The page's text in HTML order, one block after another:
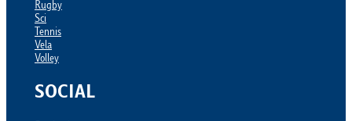
Rugby
Sci
Tennis
Vela
Volley
SOCIAL